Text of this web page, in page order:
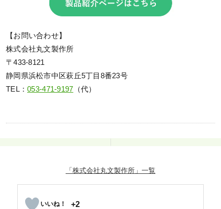
【お問い合わせ】
株式会社丸文製作所
〒433-8121
静岡県浜松市中区萩丘5丁目8番23号
TEL：053-471-9197 （代）
「株式会社丸文製作所」
+2